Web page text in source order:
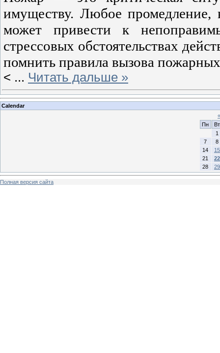
имуществу. Любое промедление,
может привести к
стрессовых обстоятельствах
помнить правила вызова
< ... Читать дальше »
Calendar
«
Пн
Вт
1
7
8
14
15
21
22
28
29
Полная версия сайта